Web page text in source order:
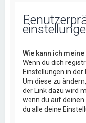
Wie kann ich
Wenn du dich
Einstellungen in der
Um diese zu
der Link dazu wird
wenn du auf
du alle deine